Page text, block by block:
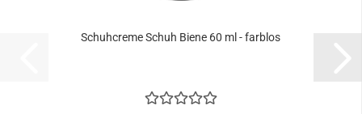
Schuhcreme Schuh Biene 60 ml - farblos